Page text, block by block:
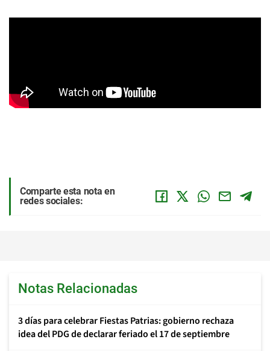
Comparte esta nota en
redes sociales:
Notas Relacionadas
3 días para celebrar Fiestas Patrias: gobierno rechaza
idea del PDG de declarar feriado el 17 de septiembre